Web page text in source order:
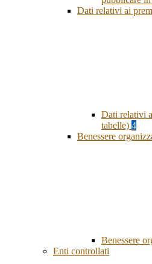
Dati relativi ai
Dati relativi
tabelle) 4
Benessere
Benessere
Enti controllati